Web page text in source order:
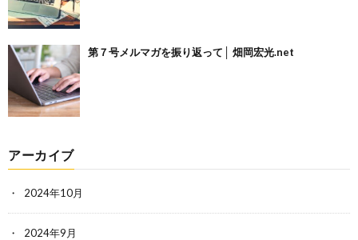
第７号メルマガを振り返って│ 畑岡宏光.net
アーカイブ
2024年10月
2024年9月